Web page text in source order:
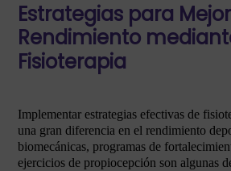
Estrategias para
Rendimiento
Fisioterapia
Implementar estrategias efectivas de
una gran diferencia en el rendimiento
biomecánicas, programas de
ejercicios de propiocepción son algunas